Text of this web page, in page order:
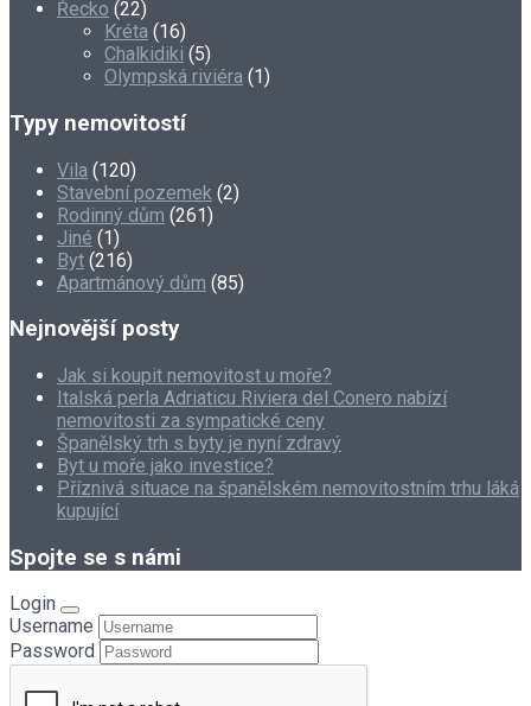
Řecko (22)
Kréta (16)
Chalkidiki (5)
Olympská riviéra (1)
Typy nemovitostí
Vila (120)
Stavební pozemek (2)
Rodinný dům (261)
Jiné (1)
Byt (216)
Apartmánový dům (85)
Nejnovější posty
Jak si koupit nemovitost u moře?
Italská perla Adriaticu Riviera del Conero nabízí
nemovitosti za sympatické ceny
Španělský trh s byty je nyní zdravý
Byt u moře jako investice?
Příznivá situace na španělském nemovitostním trhu láká
kupující
Spojte se s námi
Login
Username
Password